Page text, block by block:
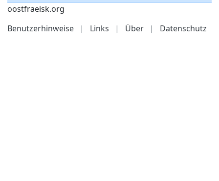
oostfraeisk.org
Benutzerhinweise
| Links | Über | Datenschutz